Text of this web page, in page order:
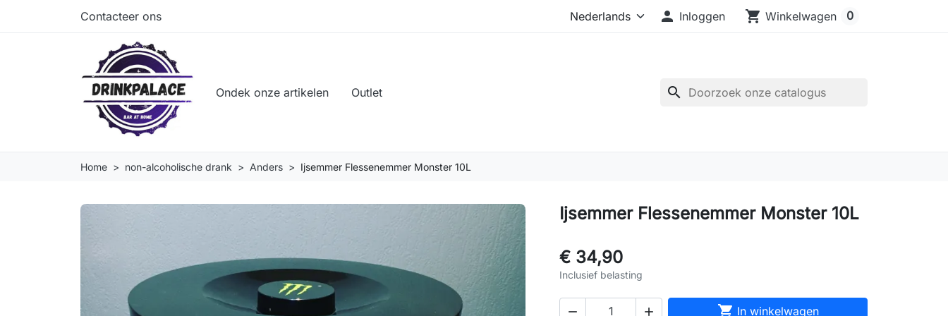
Contacteer ons  Inloggen shopping_cart Winkelwagen 0
Ondek onze artikelen Outlet search
Home non-alcoholische drank Anders Ijsemmer Flessenemmer Monster 10L
Ijsemmer Flessenemmer Monster 10L
€ 34,90
Inclusief belasting
   In winkelwagen